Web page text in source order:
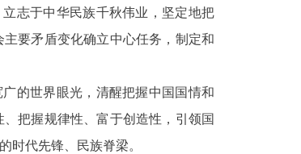
志于中华民族千秋伟业，坚定地把
要矛盾变化确立中心任务，制定和
的世界眼光，清醒把握中国国情和
把握规律性、富于创造性，引领国
时代先锋、民族脊梁。